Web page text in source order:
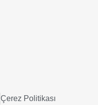
Çerez Politikası